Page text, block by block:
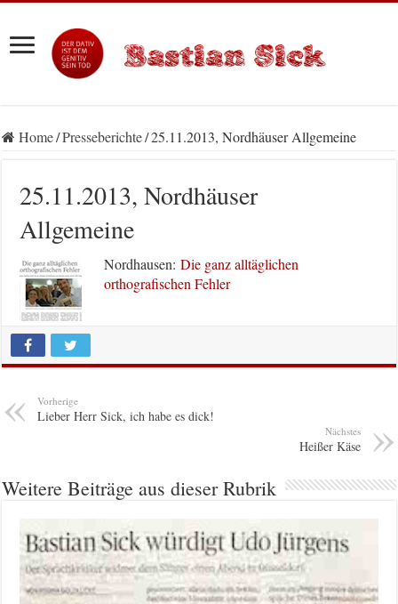
Home/Presseberichte/25.11.2013, Nordhäuser Allgemeine
25.11.2013, Nordhäuser
Allgemeine
Nordhausen:Die ganz alltäglichen
orthografischen Fehler
Vorherige
Lieber Herr Sick, ich habe es dick!
Nächstes
Heißer Käse
Weitere Beiträge aus dieser Rubrik